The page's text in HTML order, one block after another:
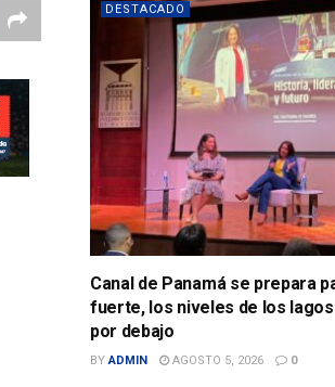
DESTACADO
Canal de Panamá se prepara
fuerte, los niveles de los
por debajo
BY ADMIN AGOSTO 5, 2026 0